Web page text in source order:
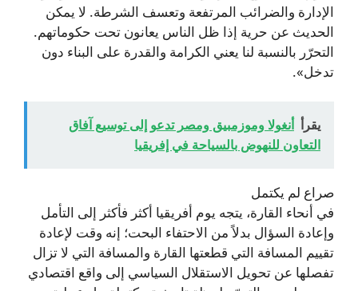
الإدارة والضرائب المرتفعة وتعسف الشرطة. لا يمكن
الحديث عن حرية إذا ظل الناس يعانون تحت حكوماتهم.
التحرّر بالنسبة لنا يعني الكرامة والقدرة على البناء دون
تدخل».
يقرأ أنغولا وموزمبيق ومصر تدعو إلى توسيع آفاق
التعاون للنهوض بالسياحة في إفريقيا
صراع لم يكتمل
في أنحاء القارة، يتجه يوم أفريقيا أكثر فأكثر إلى التأمل
وإعادة السؤال بدلاً من الاحتفاء البحت؛ إنه وقت لإعادة
تقييم المسافة التي قطعتها القارة والمسافة التي لا تزال
تفصلها عن تحويل الاستقلال السياسي إلى واقع اقتصادي